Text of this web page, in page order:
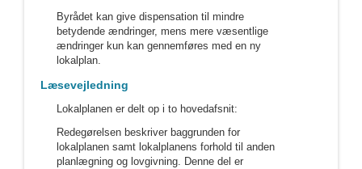
Byrådet kan give dispensation til mindre
betydende ændringer, mens mere væsentlige
ændringer kun kan gennemføres med en ny
lokalplan.
Læsevejledning
Lokalplanen er delt op i to hovedafsnit:
Redegørelsen beskriver baggrunden for
lokalplanen samt lokalplanens forhold til anden
planlægning og lovgivning. Denne del er